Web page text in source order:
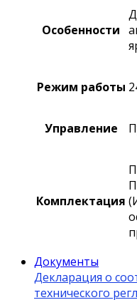
Особенности
Режим работы
Управление
Комплектация
Документы
Декларация о
технического